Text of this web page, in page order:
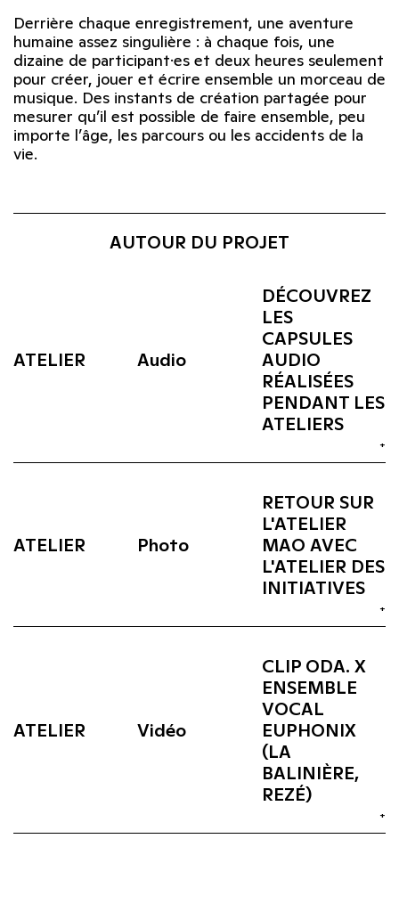
Derrière chaque enregistrement, une aventure
humaine assez singulière : à chaque fois, une
dizaine de participant·es et deux heures seulement
pour créer, jouer et écrire ensemble un morceau de
musique. Des instants de création partagée pour
mesurer qu’il est possible de faire ensemble, peu
importe l’âge, les parcours ou les accidents de la
vie.
AUTOUR DU PROJET
ATELIER Audio
DÉCOUVREZ
LES
CAPSULES
AUDIO
RÉALISÉES
PENDANT LES
ATELIERS
+
ATELIER Photo
RETOUR SUR
L'ATELIER
MAO AVEC
L'ATELIER DES
INITIATIVES
+
ATELIER Vidéo
CLIP ODA. X
ENSEMBLE
VOCAL
EUPHONIX
(LA
BALINIÈRE,
REZÉ)
+